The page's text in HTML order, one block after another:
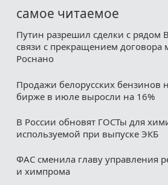
самое читаемое
Путин разрешил сделки с рядом
связи с прекращением договора
Роснано
Продажи белорусских бензинов
бирже в июле выросли на 16%
В России обновят ГОСТы для
используемой при выпуске ЭКБ
ФАС сменила главу управления
и химпрома